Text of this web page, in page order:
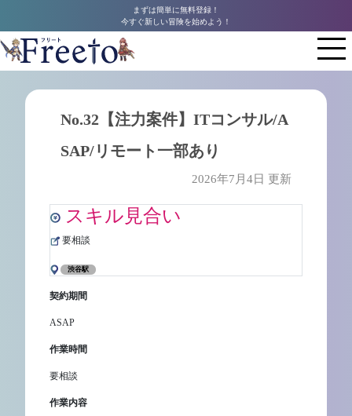
まずは簡単に無料登録！
今すぐ新しい冒険を始めよう！
No.32【注力案件】ITコンサル/A
SAP/リモート一部あり
2026年7月4日 更新
スキル見合い
要相談
渋谷駅
契約期間
ASAP
作業時間
要相談
作業内容